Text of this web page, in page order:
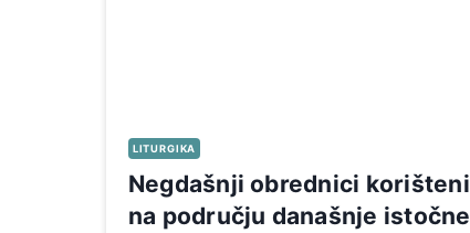
LITURGIKA
Negdašnji obrednici korišteni
na području današnje istočne